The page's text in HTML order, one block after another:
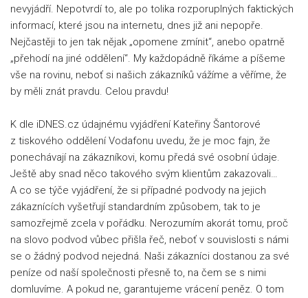
nevyjádří. Nepotvrdí to, ale po tolika rozporuplných faktických
informací, které jsou na internetu, dnes již ani nepopře.
Nejčastěji to jen tak nějak „opomene zmínit“, anebo opatrně
„přehodí na jiné oddělení“. My každopádně říkáme a píšeme
vše na rovinu, neboť si našich zákazníků vážíme a věříme, že
by měli znát pravdu. Celou pravdu!
K dle iDNES.cz údajnému vyjádření Kateřiny Šantorové
z tiskového oddělení Vodafonu uvedu, že je moc fajn, že
ponechávají na zákazníkovi, komu předá své osobní údaje.
Ještě aby snad něco takového svým klientům zakazovali…
A co se týče vyjádření, že si případné podvody na jejich
zákaznících vyšetřují standardním způsobem, tak to je
samozřejmě zcela v pořádku. Nerozumím akorát tomu, proč
na slovo podvod vůbec přišla řeč, neboť v souvislosti s námi
se o žádný podvod nejedná. Naši zákazníci dostanou za své
peníze od naší společnosti přesně to, na čem se s nimi
domluvíme. A pokud ne, garantujeme vrácení peněz. O tom